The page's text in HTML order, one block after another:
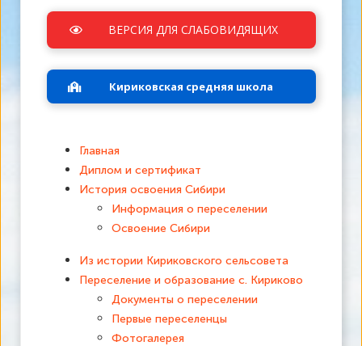
ВЕРСИЯ ДЛЯ СЛАБОВИДЯЩИХ
Кириковская средняя школа
Главная
Диплом и сертификат
История освоения Сибири
Информация о переселении
Освоение Сибири
Из истории Кириковского сельсовета
Переселение и образование с. Кириково
Документы о переселении
Первые переселенцы
Фотогалерея